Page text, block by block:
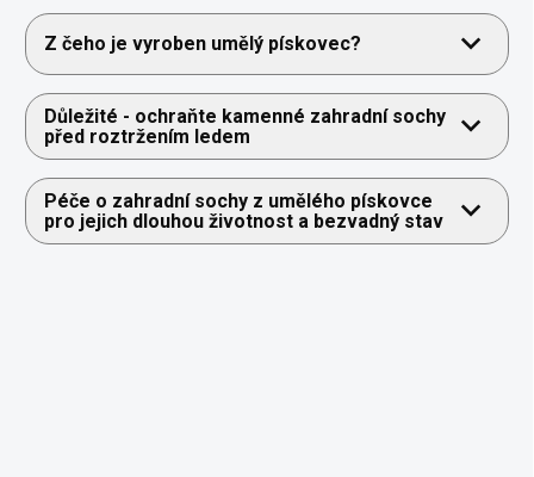
Z čeho je vyroben umělý pískovec?
Důležité - ochraňte kamenné zahradní sochy
před roztržením ledem
Péče o zahradní sochy z umělého pískovce
pro jejich dlouhou životnost a bezvadný stav